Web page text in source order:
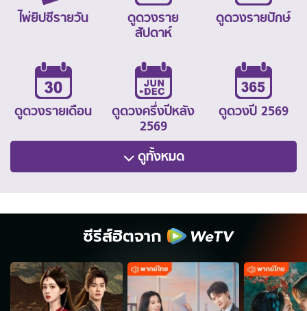
ไพ่ยิปซีรายวัน
ดูดวงราย
สัปดาห์
ดูดวงรายปักษ์
ดูดวงรายเดือน
ดูดวงครึ่งปีหลัง
2569
ดูดวงปี 2569
ดูทั้งหมด
ซีรีส์ฮิตจาก